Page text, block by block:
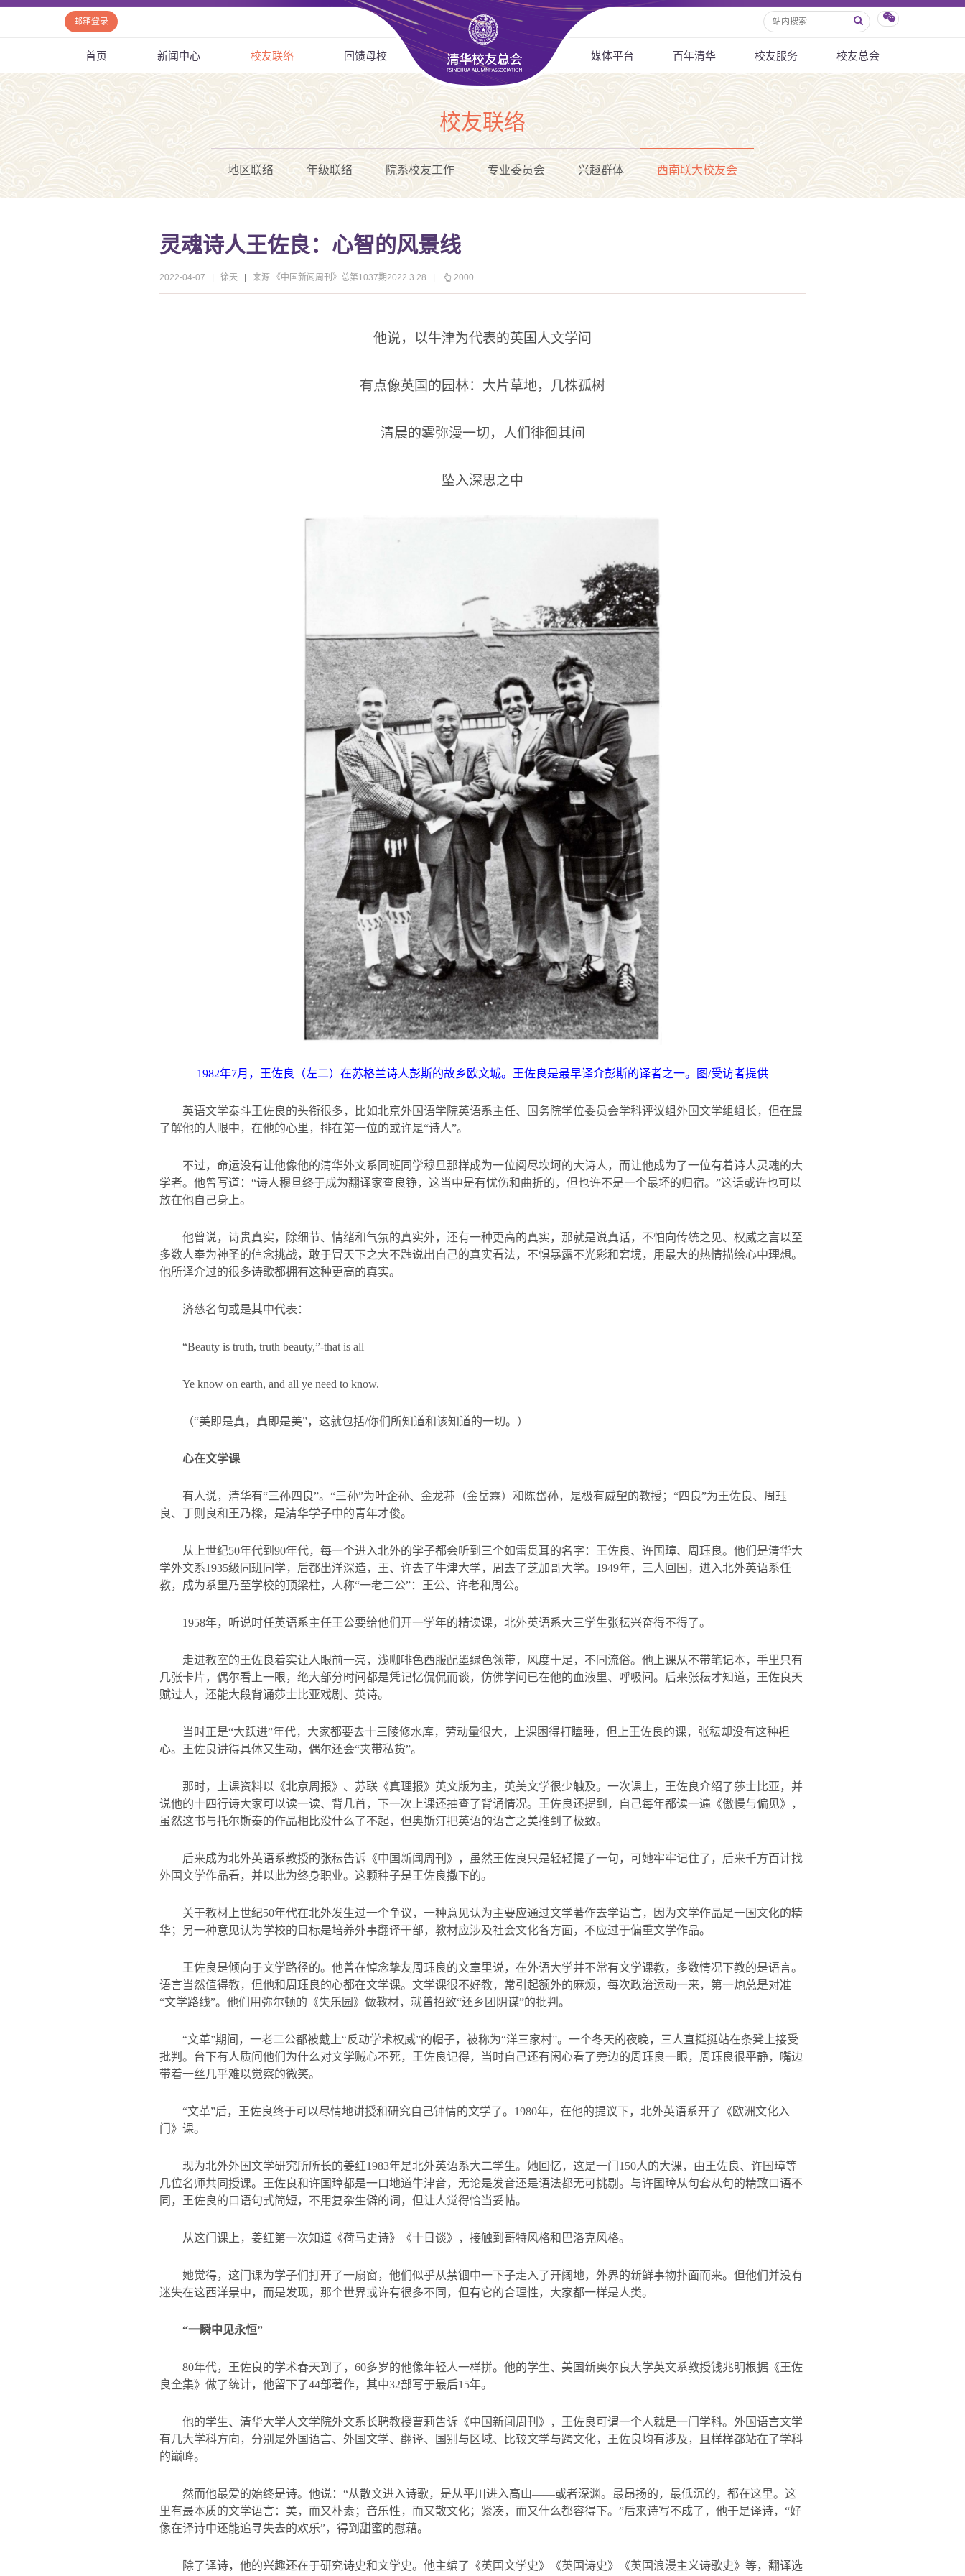
邮箱登录
首页 新闻中心 校友联络 回馈母校 媒体平台 百年清华 校友服务 校友总会
校友联络
地区联络 年级联络 院系校友工作 专业委员会 兴趣群体 西南联大校友会
灵魂诗人王佐良：心智的风景线
2022-04-07 徐天 来源 《中国新闻周刊》总第1037期2022.3.28 2000
他说，以牛津为代表的英国人文学问
有点像英国的园林：大片草地，几株孤树
清晨的雾弥漫一切，人们徘徊其间
坠入深思之中
1982年7月，王佐良（左二）在苏格兰诗人彭斯的故乡欧文城。王佐良是最早译介彭斯的译者之一。图/受访者提供
英语文学泰斗王佐良的头衔很多，比如北京外国语学院英语系主任、国务院学位委员会学科评议组外国文学组组长，但在最
了解他的人眼中，在他的心里，排在第一位的或许是“诗人”。
不过，命运没有让他像他的清华外文系同班同学穆旦那样成为一位阅尽坎坷的大诗人，而让他成为了一位有着诗人灵魂的大
学者。他曾写道：“诗人穆旦终于成为翻译家查良铮，这当中是有忧伤和曲折的，但也许不是一个最坏的归宿。”这话或许也可以
放在他自己身上。
他曾说，诗贵真实，除细节、情绪和气氛的真实外，还有一种更高的真实，那就是说真话，不怕向传统之见、权威之言以至
多数人奉为神圣的信念挑战，敢于冒天下之大不韪说出自己的真实看法，不惧暴露不光彩和窘境，用最大的热情描绘心中理想。
他所译介过的很多诗歌都拥有这种更高的真实。
济慈名句或是其中代表：
“Beauty is truth, truth beauty,”-that is all
Ye know on earth, and all ye need to know.
（“美即是真，真即是美”，这就包括/你们所知道和该知道的一切。）
心在文学课
有人说，清华有“三孙四良”。“三孙”为叶企孙、金龙荪（金岳霖）和陈岱孙，是极有威望的教授；“四良”为王佐良、周珏
良、丁则良和王乃樑，是清华学子中的青年才俊。
从上世纪50年代到 90年代，每一个进入北外的学子都会听到三个如雷贯耳的名字：王佐良、许国璋、周珏良。他们是清华大
学外文系1935级同班同学，后都出洋深造，王、许去了牛津大学，周去了芝加哥大学。 1949年，三人回国，进入北外英语系任
教，成为系里乃至学校的顶梁柱，人称“一老二公”：王公、许老和周公。
1958年，听说时任英语系主任王公要给他们开一学年的精读课，北外英语系大三学生张秐兴奋得不得了。
走进教室的王佐良着实让人眼前一亮，浅咖啡色西服配墨绿色领带，风度十足，不同流俗。他上课从不带笔记本，手里只有
几张卡片，偶尔看上一眼，绝大部分时间都是凭记忆侃侃而谈，仿佛学问已在他的血液里、呼吸间。后来张秐才知道，王佐良天
赋过人，还能大段背诵莎士比亚戏剧、英诗。
当时正是“大跃进”年代，大家都要去十三陵修水库，劳动量很大，上课困得打瞌睡，但上王佐良的课，张秐却没有这种担
心。王佐良讲得具体又生动，偶尔还会“夹带私货”。
那时，上课资料以《北京周报》、苏联《真理报》英文版为主，英美文学很少触及。一次课上，王佐良介绍了莎士比亚，并
说他的十四行诗大家可以读一读、背几首，下一次上课还抽查了背诵情况。王佐良还提到，自己每年都读一遍《傲慢与偏见》，
虽然这书与托尔斯泰的作品相比没什么了不起，但奥斯汀把英语的语言之美推到了极致。
后来成为北外英语系教授的张秐告诉《中国新闻周刊》，虽然王佐良只是轻轻提了一句，可她牢牢记住了，后来千方百计找
外国文学作品看，并以此为终身职业。这颗种子是王佐良撒下的。
关于教材上世纪50年代在北外发生过一个争议，一种意见认为主要应通过文学著作去学语言，因为文学作品是一国文化的精
华；另一种意见认为学校的目标是培养外事翻译干部，教材应涉及社会文化各方面，不应过于偏重文学作品。
王佐良是倾向于文学路径的。他曾在悼念挚友周珏良的文章里说，在外语大学并不常有文学课教，多数情况下教的是语言。
语言当然值得教，但他和周珏良的心都在文学课。文学课很不好教，常引起额外的麻烦，每次政治运动一来，第一炮总是对准
“文学路线”。他们用弥尔顿的《失乐园》做教材，就曾招致“还乡团阴谋”的批判。
“文革”期间，一老二公都被戴上“反动学术权威”的帽子，被称为“洋三家村”。一个冬天的夜晚，三人直挺挺站在条凳上接受
批判。台下有人质问他们为什么对文学贼心不死，王佐良记得，当时自己还有闲心看了旁边的周珏良一眼，周珏良很平静，嘴边
带着一丝几乎难以觉察的微笑。
“文革”后，王佐良终于可以尽情地讲授和研究自己钟情的文学了。 1980年，在他的提议下，北外英语系开了《欧洲文化入
门》课。
现为北外外国文学研究所所长的姜红1983年是北外英语系大二学生。她回忆，这是一门 150人的大课，由王佐良、许国璋等
几位名师共同授课。王佐良和许国璋都是一口地道牛津音，无论是发音还是语法都无可挑剔。与许国璋从句套从句的精致口语不
同，王佐良的口语句式简短，不用复杂生僻的词，但让人觉得恰当妥帖。
从这门课上，姜红第一次知道《荷马史诗》《十日谈》，接触到哥特风格和巴洛克风格。
她觉得，这门课为学子们打开了一扇窗，他们似乎从禁锢中一下子走入了开阔地，外界的新鲜事物扑面而来。但他们并没有
迷失在这西洋景中，而是发现，那个世界或许有很多不同，但有它的合理性，大家都一样是人类。
“一瞬中见永恒”
80年代，王佐良的学术春天到了， 60多岁的他像年轻人一样拼。他的学生、美国新奥尔良大学英文系教授钱兆明根据《王佐
良全集》做了统计，他留下了44部著作，其中32部写于最后15年。
他的学生、清华大学人文学院外文系长聘教授曹莉告诉《中国新闻周刊》，王佐良可谓一个人就是一门学科。外国语言文学
有几大学科方向，分别是外国语言、外国文学、翻译、国别与区域、比较文学与跨文化，王佐良均有涉及，且样样都站在了学科
的巅峰。
然而他最爱的始终是诗。他说：“从散文进入诗歌，是从平川进入高山——或者深渊。最昂扬的，最低沉的，都在这里。这
里有最本质的文学语言：美，而又朴素；音乐性，而又散文化；紧凑，而又什么都容得下。”后来诗写不成了，他于是译诗，“好
像在译诗中还能追寻失去的欢乐”，得到甜蜜的慰藉。
除了译诗，他的兴趣还在于研究诗史和文学史。他主编了《英国文学史》《英国诗史》《英国浪漫主义诗歌史》等，翻译选